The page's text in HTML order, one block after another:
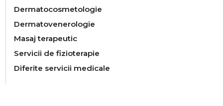
Dermatocosmetologie
Dermatovenerologie
Masaj terapeutic
Servicii de fizioterapie
Diferite servicii medicale